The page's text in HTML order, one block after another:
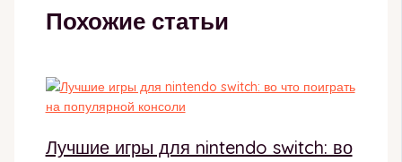
Похожие статьи
Лучшие игры для nintendo switch: во